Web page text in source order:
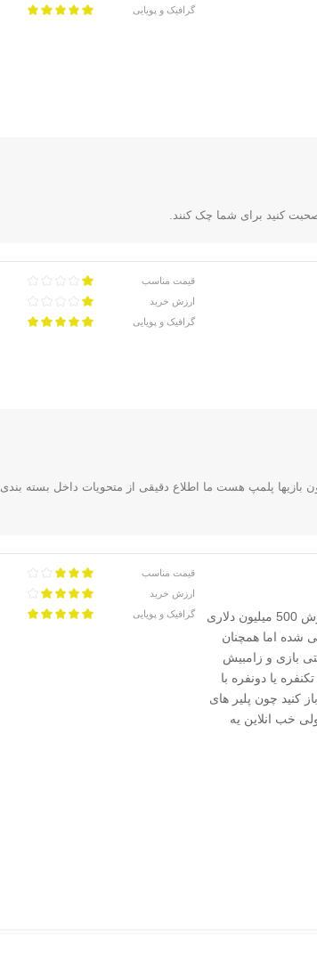
گرافیک و پویایی
کنید برای شما چک کنند.
قیمت مناسب
ارزش خرید
گرافیک و پویایی
نداره. و چون بازیها پلمپ هست ما اطلاع دقیقی از متحویات داخل بسته بندی
سلام ببینید دوستان بلک اپس 3 یکی از بهترین بازی های 2015 بود که علاوه بر فروش 500 میلیون دلاری
شده اما همچنان
به دلیل اومدن بلک اپس 4 بخش مولیتی بازی و زامبیش
یا دونفره با
کنید چون پلیر های
خب انلاین یه
قیمت مناسب
ارزش خرید
گرافیک و پویایی